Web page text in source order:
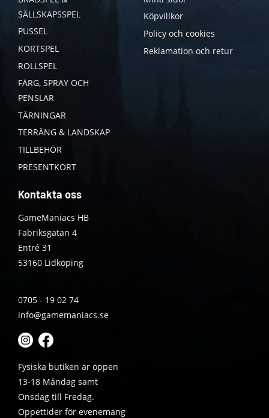
SÄLLSKAPSSPEL
PUSSEL
KORTSPEL
ROLLSPEL
FÄRG, SPRAY OCH
PENSLAR
TÄRNINGAR
TERRÄNG & LANDSKAP
TILLBEHÖR
PRESENTKORT
Köpvillkor
Policy och cookies
Reklamation och retur
Kontakta oss
GameManiacs HB
Fabriksgatan 4
Entré 31
53160 Lidköping
0705 - 19 02 74
info@gamemaniacs.se
Fysiska butiken är öppen
13-18 Måndag samt
Onsdag till Fredag.
Öppettider för evenemang